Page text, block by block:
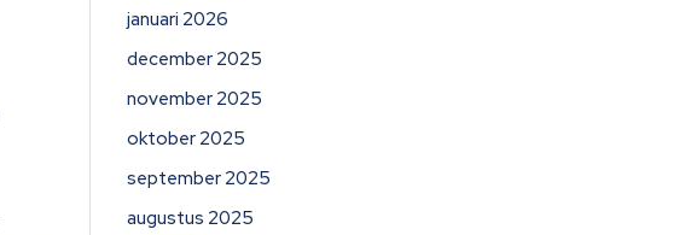
januari 2026
december 2025
november 2025
oktober 2025
september 2025
augustus 2025